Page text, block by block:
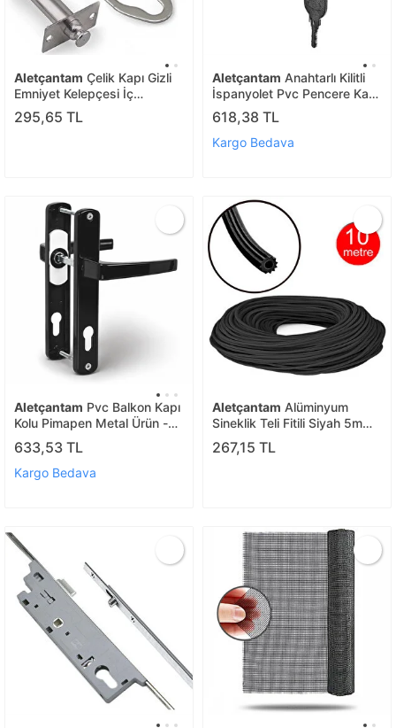
Aletçantam Çelik Kapı Gizli
Emniyet Kelepçesi İç
Mekanizma Ve Kanca Seti
Güvenlik Kilidi Sürgü Aparatı
295,65 TL
Aletçantam Anahtarlı Kilitli
İspanyolet Pvc Pencere Kapı
Kolu Çocuk Güvenlikli
Pimapen Plastik Pen Kulp
Beyaz 1adet
618,38 TL
Kargo Bedava
Aletçantam Pvc Balkon Kapı
Kolu Pimapen Metal Ürün -
Siyah
633,53 TL
Kargo Bedava
Aletçantam Alüminyum
Sineklik Teli Fitili Siyah 5mm
Kapı Pencere Tül Sabitleme
Lastik Contası -10 Metre
267,15 TL